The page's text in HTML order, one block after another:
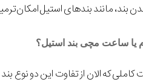
مانند بندهای استیل
ساعت مچی بند استیل؟
که الان از تفاوت این دو نوع